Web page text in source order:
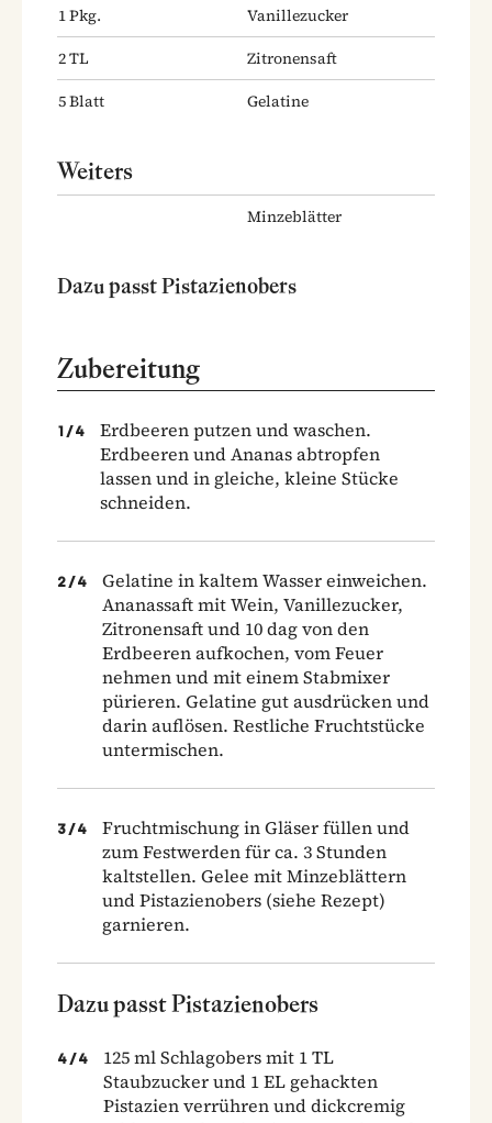
1Pkg.
Vanillezucker
2TL
Zitronensaft
5Blatt Gelatine
Weiters
Minzeblätter
Dazu passt Pistazienobers
Zubereitung
1 /4
Erdbeeren putzen und waschen.
Erdbeeren und Ananas abtropfen
lassen und in gleiche, kleine Stücke
schneiden.
2 /4
Gelatine in kaltem Wasser einweichen.
Ananassaft mit Wein, Vanillezucker,
Zitronensaft und 10 dag von den
Erdbeeren aufkochen, vom Feuer
nehmen und mit einem Stabmixer
pürieren. Gelatine gut ausdrücken und
darin auflösen. Restliche Fruchtstücke
untermischen.
3 /4
Fruchtmischung in Gläser füllen und
zum Festwerden für ca. 3 Stunden
kaltstellen. Gelee mit Minzeblättern
und Pistazienobers (siehe Rezept)
garnieren.
Dazu passt Pistazienobers
4 /4
125 ml Schlagobers mit 1 TL
Staubzucker und 1 EL gehackten
Pistazien verrühren und dickcremig